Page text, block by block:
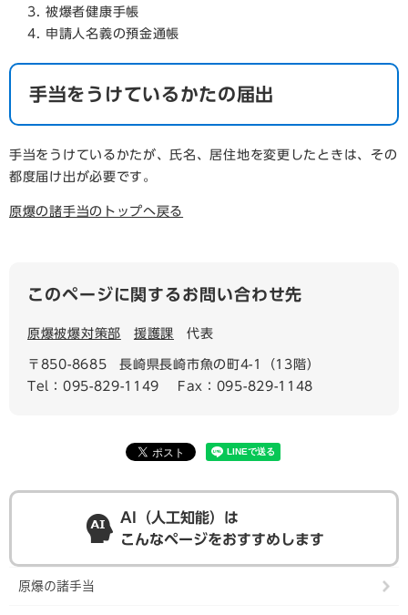
被爆者健康手帳
申請人名義の預金通帳
手当をうけているかたの届出
手当をうけているかたが、氏名、居住地を変更したときは、その
都度届け出が必要です。
原爆の諸手当のトップへ戻る
このページに関するお問い合わせ先
原爆被爆対策部 援護課 代表
〒850-8685
長崎県長崎市魚の町4-1（13階）
Tel：095-829-1149
Fax：095-829-1148
AI（人工知能）は
こんなページをおすすめします
原爆の諸手当